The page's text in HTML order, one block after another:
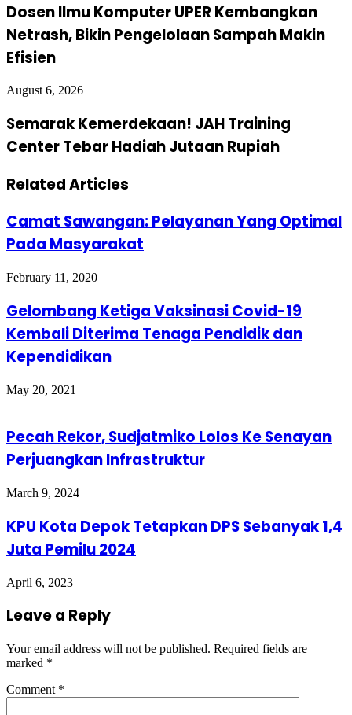
Dosen Ilmu Komputer UPER Kembangkan
Netrash, Bikin Pengelolaan Sampah Makin
Efisien
August 6, 2026
Semarak Kemerdekaan! JAH Training
Center Tebar Hadiah Jutaan Rupiah
Related Articles
Camat Sawangan: Pelayanan Yang Optimal
Pada Masyarakat
February 11, 2020
Gelombang Ketiga Vaksinasi Covid-19
Kembali Diterima Tenaga Pendidik dan
Kependidikan
May 20, 2021
Pecah Rekor, Sudjatmiko Lolos Ke Senayan
Perjuangkan Infrastruktur
March 9, 2024
KPU Kota Depok Tetapkan DPS Sebanyak 1,4
Juta Pemilu 2024
April 6, 2023
Leave a Reply
Your email address will not be published. Required fields are
marked *
Comment *